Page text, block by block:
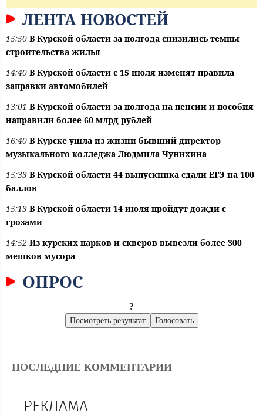
ЛЕНТА НОВОСТЕЙ
15:50 В Курской области за полгода снизились темпы
строительства жилья
14:40 В Курской области с 15 июля изменят правила
заправки автомобилей
13:01 В Курской области за полгода на пенсии и пособия
направили более 60 млрд рублей
16:40 В Курске ушла из жизни бывший директор
музыкального колледжа Людмила Чунихина
15:33 В Курской области 44 выпускника сдали ЕГЭ на 100
баллов
15:13 В Курской области 14 июля пройдут дожди с
грозами
14:52 Из курских парков и скверов вывезли более 300
мешков мусора
ОПРОС
?
ПОСЛЕДНИЕ КОММЕНТАРИИ
РЕКЛАМА